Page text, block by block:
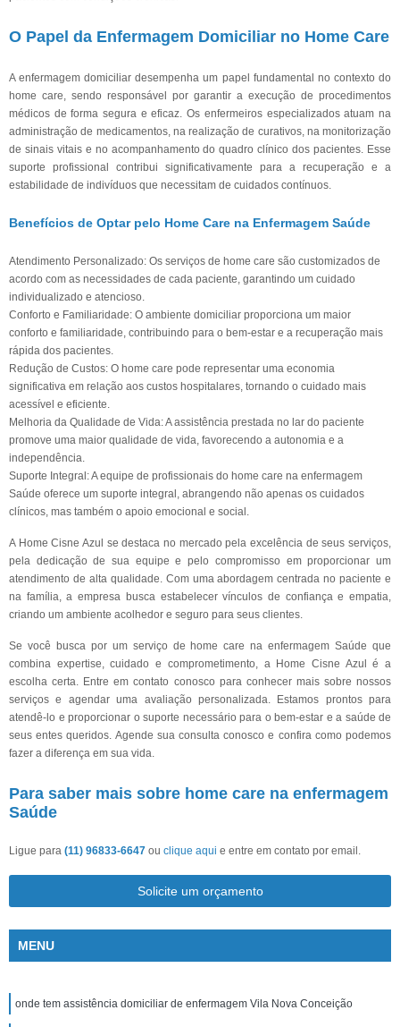
O Papel da Enfermagem Domiciliar no Home Care
A enfermagem domiciliar desempenha um papel fundamental no contexto do
home care, sendo responsável por garantir a execução de procedimentos
médicos de forma segura e eficaz. Os enfermeiros especializados atuam na
administração de medicamentos, na realização de curativos, na monitorização
de sinais vitais e no acompanhamento do quadro clínico dos pacientes. Esse
suporte profissional contribui significativamente para a recuperação e a
estabilidade de indivíduos que necessitam de cuidados contínuos.
Benefícios de Optar pelo Home Care na Enfermagem Saúde
Atendimento Personalizado: Os serviços de home care são customizados de
acordo com as necessidades de cada paciente, garantindo um cuidado
individualizado e atencioso.
Conforto e Familiaridade: O ambiente domiciliar proporciona um maior
conforto e familiaridade, contribuindo para o bem-estar e a recuperação mais
rápida dos pacientes.
Redução de Custos: O home care pode representar uma economia
significativa em relação aos custos hospitalares, tornando o cuidado mais
acessível e eficiente.
Melhoria da Qualidade de Vida: A assistência prestada no lar do paciente
promove uma maior qualidade de vida, favorecendo a autonomia e a
independência.
Suporte Integral: A equipe de profissionais do home care na enfermagem
Saúde oferece um suporte integral, abrangendo não apenas os cuidados
clínicos, mas também o apoio emocional e social.
A Home Cisne Azul se destaca no mercado pela excelência de seus serviços,
pela dedicação de sua equipe e pelo compromisso em proporcionar um
atendimento de alta qualidade. Com uma abordagem centrada no paciente e
na família, a empresa busca estabelecer vínculos de confiança e empatia,
criando um ambiente acolhedor e seguro para seus clientes.
Se você busca por um serviço de home care na enfermagem Saúde que
combina expertise, cuidado e comprometimento, a Home Cisne Azul é a
escolha certa. Entre em contato conosco para conhecer mais sobre nossos
serviços e agendar uma avaliação personalizada. Estamos prontos para
atendê-lo e proporcionar o suporte necessário para o bem-estar e a saúde de
seus entes queridos. Agende sua consulta conosco e confira como podemos
fazer a diferença em sua vida.
Para saber mais sobre home care na enfermagem
Saúde
Ligue para (11) 96833-6647 ou clique aqui e entre em contato por email.
Solicite um orçamento
MENU
onde tem assistência domiciliar de enfermagem Vila Nova Conceição